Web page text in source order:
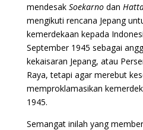
mendesak Soekarnodan
mengikuti rencana Jepang
kemerdekaan kepada
September 1945 sebagai
kekaisaran Jepang, atau
Raya, tetapi agar merebut
memproklamasikan
1945.
Semangat inilah yang